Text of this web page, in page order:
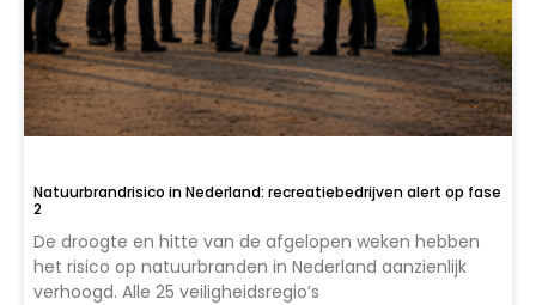
Natuurbrandrisico in Nederland: recreatiebedrijven alert op fase
2
De droogte en hitte van de afgelopen weken hebben
het risico op natuurbranden in Nederland aanzienlijk
verhoogd. Alle 25 veiligheidsregio’s